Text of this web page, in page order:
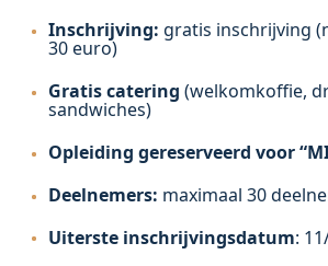
Inschrijving: gratis inschrijving
30 euro)
Gratis catering (welkomkoffie,
sandwiches)
Opleiding gereserveerd voor
Deelnemers: maximaal 30
Uiterste inschrijvingsdatum: